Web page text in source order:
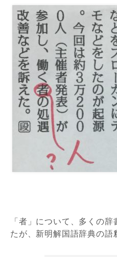
「者」について、多くの
たが、新明解国語辞典の語